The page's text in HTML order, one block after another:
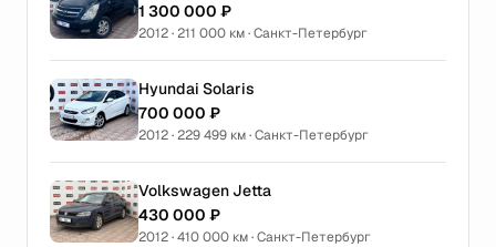
1 300 000 ₽
2012 · 211 000 км · Санкт-Петербург
Hyundai Solaris
700 000 ₽
2012 · 229 499 км · Санкт-Петербург
Volkswagen Jetta
430 000 ₽
2012 · 410 000 км · Санкт-Петербург